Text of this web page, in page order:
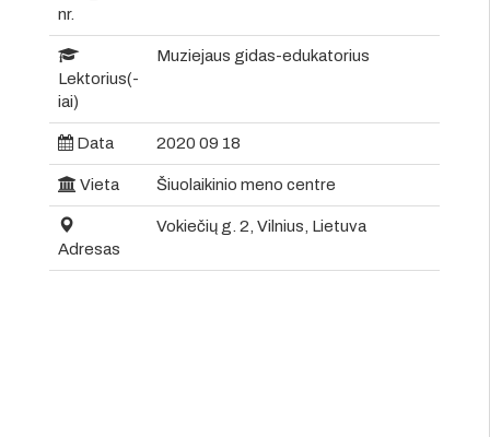
nr.
Lektorius(-
iai)
Muziejaus gidas-edukatorius
Data 2020 09 18
Vieta Šiuolaikinio meno centre
Adresas
Vokiečių g. 2, Vilnius, Lietuva